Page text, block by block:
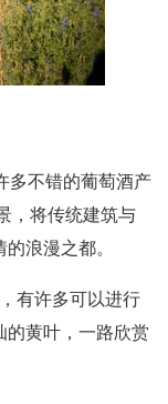
多不错的葡萄酒产
，将传统建筑与
浪漫之都。
有许多可以进行
的黄叶，一路欣赏